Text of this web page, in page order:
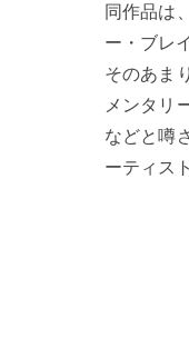
同作品は
ー・ブレ
そのあま
メンタリ
などと噂
ーティス